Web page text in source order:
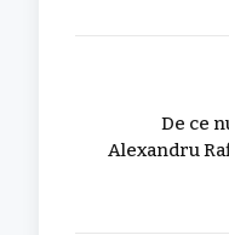
De ce
Alexandru